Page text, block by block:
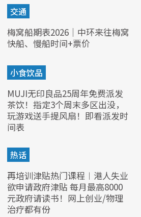
交通
梅窝船期表2026｜中环来往梅窝
快船、慢船时间+票价
小食饮品
MUJI无印良品25周年免费派发
茶饮！指定3个周末多区出没，
玩游戏送手提风扇！即看派发时
间表
热话
再培训津贴热门课程︱港人失业
欲申请政府津贴 每月最高8000
元政府请读书！网上创业/物理
治疗都有份